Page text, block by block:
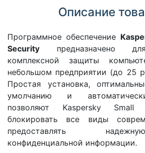
Описание
Программное обеспечение
Security предназначено
комплексной защиты
небольшом предприятии (до 25
Простая установка,
умолчанию и
позволяют Kaspersky
блокировать все виды
предоставлять
конфиденциальной информации.